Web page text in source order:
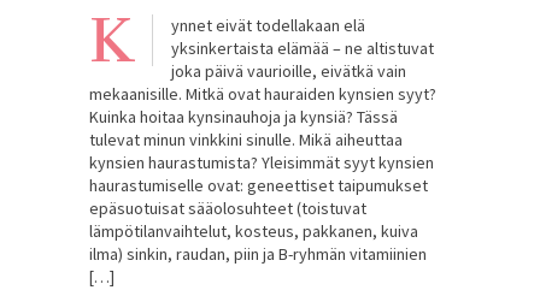
K
ynnet eivät todellakaan elä
yksinkertaista elämää – ne altistuvat
joka päivä vaurioille, eivätkä vain
mekaanisille. Mitkä ovat hauraiden kynsien syyt?
Kuinka hoitaa kynsinauhoja ja kynsiä? Tässä
tulevat minun vinkkini sinulle. Mikä aiheuttaa
kynsien haurastumista? Yleisimmät syyt kynsien
haurastumiselle ovat: geneettiset taipumukset
epäsuotuisat sääolosuhteet (toistuvat
lämpötilanvaihtelut, kosteus, pakkanen, kuiva
ilma) sinkin, raudan, piin ja B-ryhmän vitamiinien
[…]